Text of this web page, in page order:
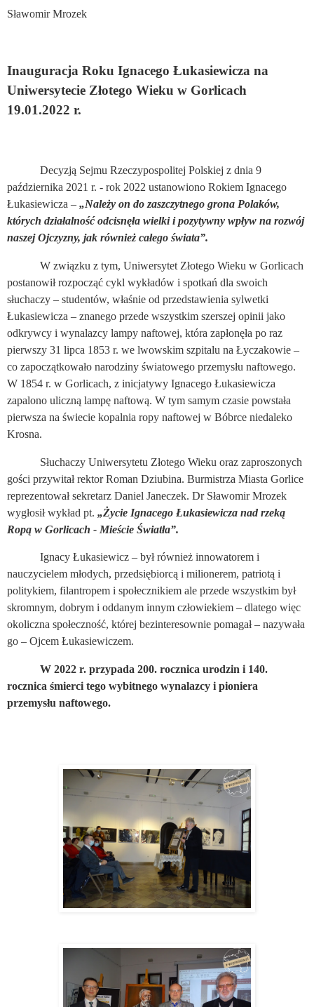
Sławomir Mrozek
Inauguracja Roku Ignacego Łukasiewicza na
Uniwersytecie Złotego Wieku w Gorlicach
19.01.2022 r.
Decyzją Sejmu Rzeczypospolitej Polskiej z dnia 9
października 2021 r. - rok 2022 ustanowiono Rokiem Ignacego
Łukasiewicza – „Należy on do zaszczytnego grona Polaków,
których działalność odcisnęła wielki i pozytywny wpływ na rozwój
naszej Ojczyzny, jak również całego świata”.
W związku z tym, Uniwersytet Złotego Wieku w Gorlicach
postanowił rozpocząć cykl wykładów i spotkań dla swoich
słuchaczy – studentów, właśnie od przedstawienia sylwetki
Łukasiewicza – znanego przede wszystkim szerszej opinii jako
odkrywcy i wynalazcy lampy naftowej, która zapłonęła po raz
pierwszy 31 lipca 1853 r. we lwowskim szpitalu na Łyczakowie –
co zapoczątkowało narodziny światowego przemysłu naftowego.
W 1854 r. w Gorlicach, z inicjatywy Ignacego Łukasiewicza
zapalono uliczną lampę naftową. W tym samym czasie powstała
pierwsza na świecie kopalnia ropy naftowej w Bóbrce niedaleko
Krosna.
Słuchaczy Uniwersytetu Złotego Wieku oraz zaproszonych
gości przywitał rektor Roman Dziubina. Burmistrza Miasta Gorlice
reprezentował sekretarz Daniel Janeczek. Dr Sławomir Mrozek
wygłosił wykład pt. „Życie Ignacego Łukasiewicza nad rzeką
Ropą w Gorlicach - Mieście Światła”.
Ignacy Łukasiewicz – był również innowatorem i
nauczycielem młodych, przedsiębiorcą i milionerem, patriotą i
politykiem, filantropem i społecznikiem ale przede wszystkim był
skromnym, dobrym i oddanym innym człowiekiem – dlatego więc
okoliczna społeczność, której bezinteresownie pomagał – nazywała
go – Ojcem Łukasiewiczem.
W 2022 r. przypada 200. rocznica urodzin i 140.
rocznica śmierci tego wybitnego wynalazcy i pioniera
przemysłu naftowego.